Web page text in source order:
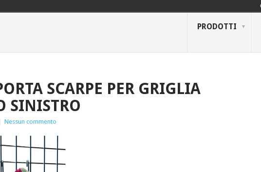
PRODOTTI
SCARPE PER GRIGLIA
SINISTRO
Nessun commento